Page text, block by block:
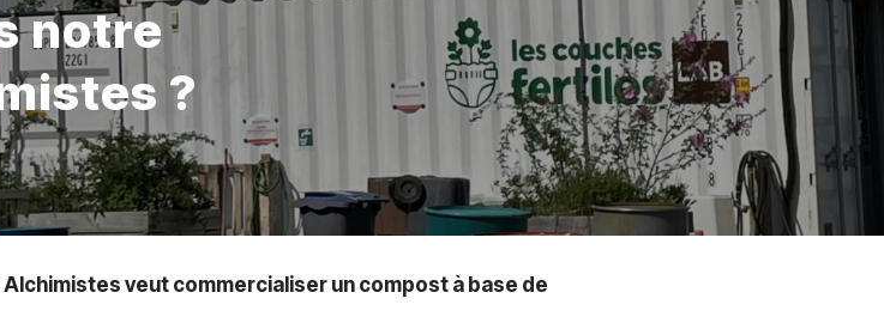
notre
?
veut commercialiser un compost à base de